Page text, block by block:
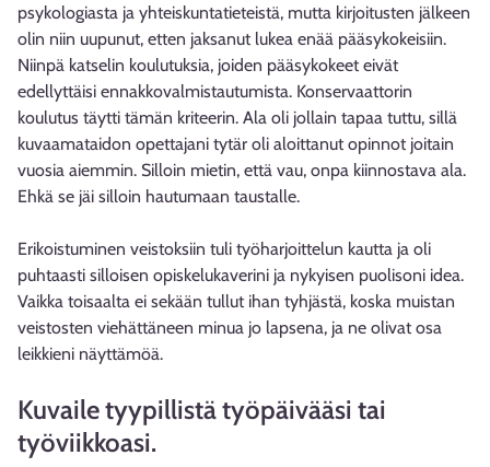
psykologiasta ja yhteiskuntatieteistä, mutta kirjoitusten jälkeen
olin niin uupunut, etten jaksanut lukea enää pääsykokeisiin.
Niinpä katselin koulutuksia, joiden pääsykokeet eivät
edellyttäisi ennakkovalmistautumista. Konservaattorin
koulutus täytti tämän kriteerin. Ala oli jollain tapaa tuttu, sillä
kuvaamataidon opettajani tytär oli aloittanut opinnot joitain
vuosia aiemmin. Silloin mietin, että vau, onpa kiinnostava ala.
Ehkä se jäi silloin hautumaan taustalle.
Erikoistuminen veistoksiin tuli työharjoittelun kautta ja oli
puhtaasti silloisen opiskelukaverini ja nykyisen puolisoni idea.
Vaikka toisaalta ei sekään tullut ihan tyhjästä, koska muistan
veistosten viehättäneen minua jo lapsena, ja ne olivat osa
leikkieni näyttämöä.
Kuvaile tyypillistä työpäivääsi tai
työviikkoasi.